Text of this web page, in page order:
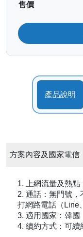
售價
產品說明
方案內容及國家電信
1. 上網流量及熱
2. 通話：無門號
打網路電話（Line
3. 適用國家：韓國
4. 續約方式：可續